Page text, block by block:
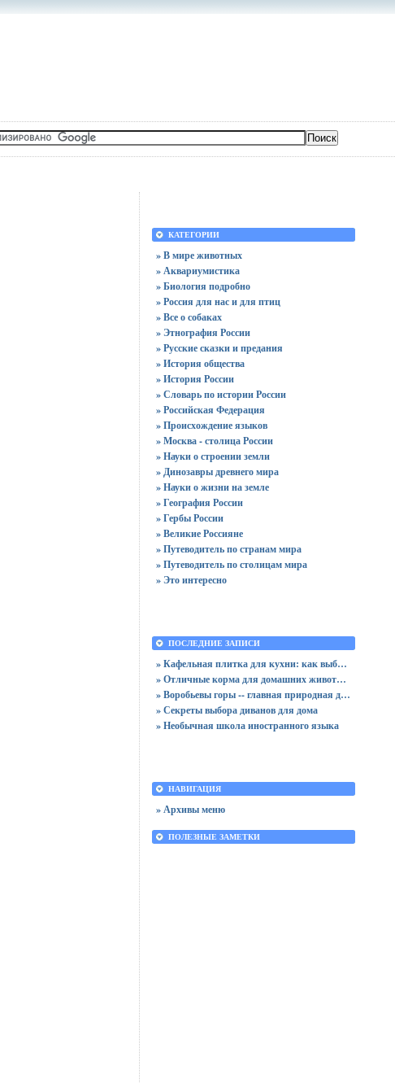
КАТЕГОРИИ
» В мире животных
» Аквариумистика
» Биология подробно
» Россия для нас и для птиц
» Все о собаках
» Этнография России
» Русские сказки и предания
» История общества
» История России
» Словарь по истории России
» Российская Федерация
» Происхождение языков
» Москва - столица России
» Науки о строении земли
» Динозавры древнего мира
» Науки о жизни на земле
» География России
» Гербы России
» Великие Россияне
» Путеводитель по странам мира
» Путеводитель по столицам мира
» Это интересно
ПОСЛЕДНИЕ ЗАПИСИ
» Кафельная плитка для кухни: как выбрать практичную отделку
» Отличные корма для домашних животных
» Воробьевы горы -- главная природная достопримечательность Москвы
» Секреты выбора диванов для дома
» Необычная школа иностранного языка
НАВИГАЦИЯ
» Архивы меню
ПОЛЕЗНЫЕ ЗАМЕТКИ